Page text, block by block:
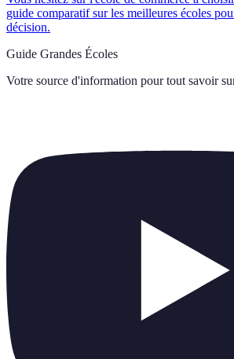
guide comparatif sur les meilleures écoles
décision.
Guide Grandes Écoles
Votre source d'information pour tout savoir